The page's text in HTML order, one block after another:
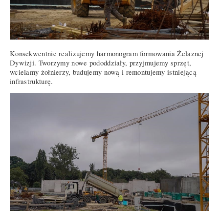
Konsekwentnie realizujemy harmonogram formowania Żelaznej
Dywizji. Tworzymy nowe pododdziały, przyjmujemy sprzęt,
wcielamy żołnierzy, budujemy nową i remontujemy istniejącą
infrastrukturę.